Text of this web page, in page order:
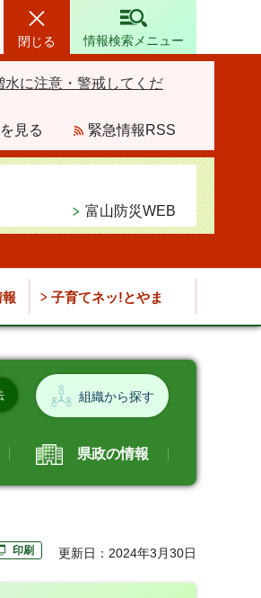
閉じる
情報検索メニュー
に注意・警戒してくだ
見る 緊急情報RSS
富山防災WEB
子育てネッ!とやま
組織から探す
県政の情報
印刷 更新日：2024年3月30日